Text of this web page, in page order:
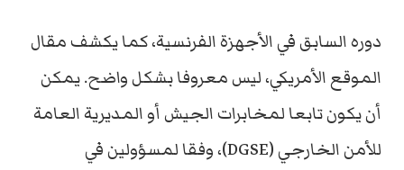
دوره السابق في الأجهزة الفرنسية، كما يكشف مقال
الموقع الأمريكي، ليس معروفا بشكل واضح. يمكن
أن يكون تابعا لمخابرات الجيش أو المديرية العامة
للأمن الخارجي (DGSE)، وفقا لمسؤولين في